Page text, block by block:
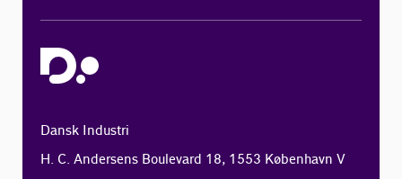
Dansk Industri
H. C. Andersens Boulevard 18, 1553 København V